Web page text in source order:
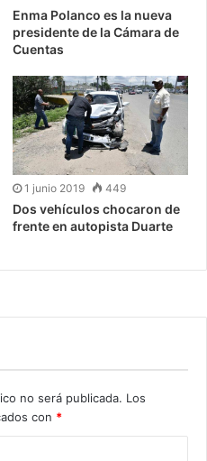
Enma Polanco es la nueva
presidente de la Cámara de
Cuentas
1 junio 2019 449
Dos vehículos chocaron de
frente en autopista Duarte
no será publicada. Los
con *